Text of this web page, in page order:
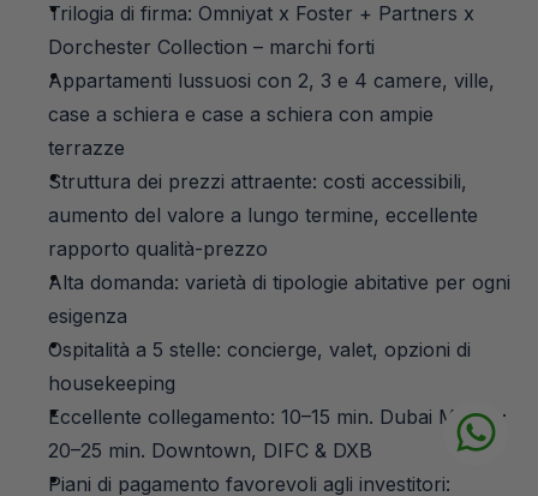
Trilogia di firma: Omniyat x Foster + Partners x
Dorchester Collection – marchi forti
Appartamenti lussuosi con 2, 3 e 4 camere, ville,
case a schiera e case a schiera con ampie
terrazze
Struttura dei prezzi attraente: costi accessibili,
aumento del valore a lungo termine, eccellente
rapporto qualità-prezzo
Alta domanda: varietà di tipologie abitative per ogni
esigenza
Ospitalità a 5 stelle: concierge, valet, opzioni di
housekeeping
Eccellente collegamento: 10–15 min. Dubai Marina;
20–25 min. Downtown, DIFC & DXB
Piani di pagamento favorevoli agli investitori: